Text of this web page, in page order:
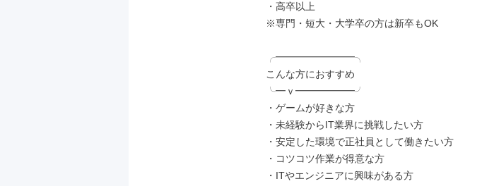
・高卒以上
※専門・短大・大学卒の方は新卒もOK
╭━━━━━━━━╮
こんな方におすすめ
╰━ｖ━━━━━━╯
・ゲームが好きな方
・未経験からIT業界に挑戦したい方
・安定した環境で正社員として働きたい方
・コツコツ作業が得意な方
・ITやエンジニアに興味がある方